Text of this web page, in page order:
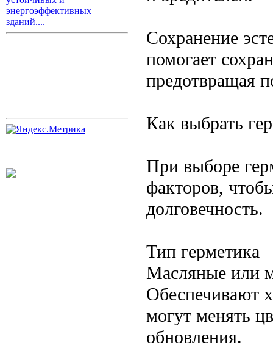
энергоэффективных
зданий....
Сохранение
помогает
предотвращая
Как выбрать
При выборе
факторов,
долговечность.
Тип герметика
Масляные или
Обеспечивают
могут менять
обновления.